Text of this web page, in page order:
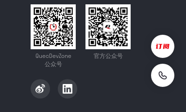
QuecDevZone
公众号
官方公众号